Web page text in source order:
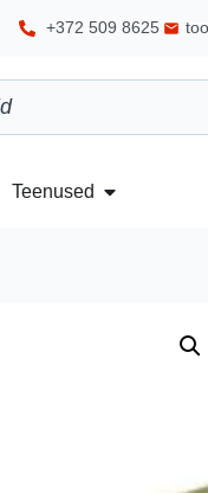
+372 509 8625
Teenused